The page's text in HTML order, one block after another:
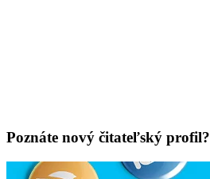
Poznáte nový čitateľský profil?